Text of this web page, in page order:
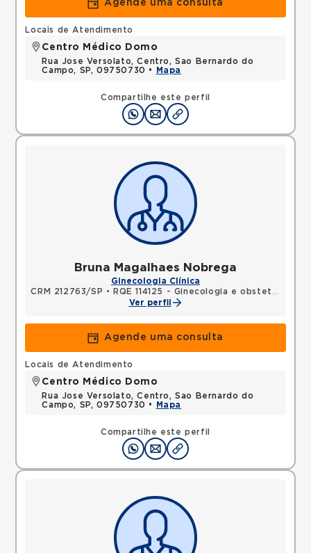
Agende uma consulta
Compartilhe este perfil
Locais de Atendimento
Centro Médico Domo
Rua Jose Versolato, Centro, Sao Bernardo do
Campo, SP, 09750730 •
Mapa
Bruna Magalhaes Nobrega
Ginecologia Clínica
CRM 212763/SP •
RQE 114125 - Ginecologia e obstetrícia
Ver perfil
Agende uma consulta
Compartilhe este perfil
Locais de Atendimento
Centro Médico Domo
Rua Jose Versolato, Centro, Sao Bernardo do
Campo, SP, 09750730 •
Mapa